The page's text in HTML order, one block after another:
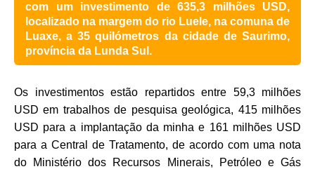
com um investimento de 635,3 milhões USD,
localizado na margem do rio Luele, na comuna de
Luaxe, a 35 quilómetros da cidade de Saurimo,
província da Lunda Sul.
Os investimentos estão repartidos entre 59,3 milhões
USD em trabalhos de pesquisa geológica, 415 milhões
USD para a implantação da minha e 161 milhões USD
para a Central de Tratamento, de acordo com uma nota
do Ministério dos Recursos Minerais, Petróleo e Gás